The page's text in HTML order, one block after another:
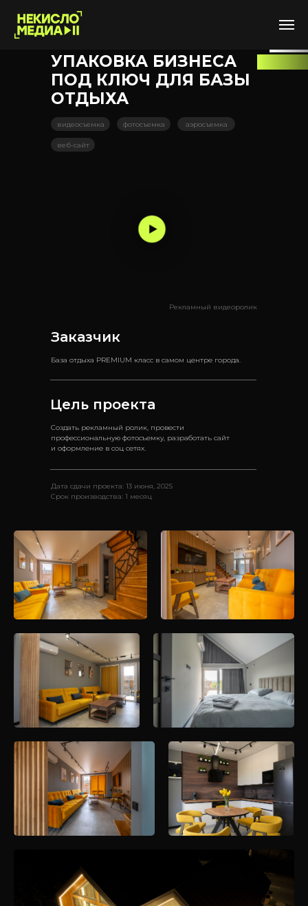
Дата сдачи проекта: 13 июня, 2025
Срок производства: 1 месяц
Рекламный видеоролик
Цель проекта
Заказчик
фотосъемка аэросъемка
видеосъемка
веб-сайт
Создать рекламный ролик, провести
профессиональную фотосъемку, разработать сайт
и оформление в соц сетях.
УПАКОВКА БИЗНЕСА
ПОД КЛЮЧ ДЛЯ БАЗЫ
ОТДЫХА
База отдыха PREMIUM класс в самом центре города.